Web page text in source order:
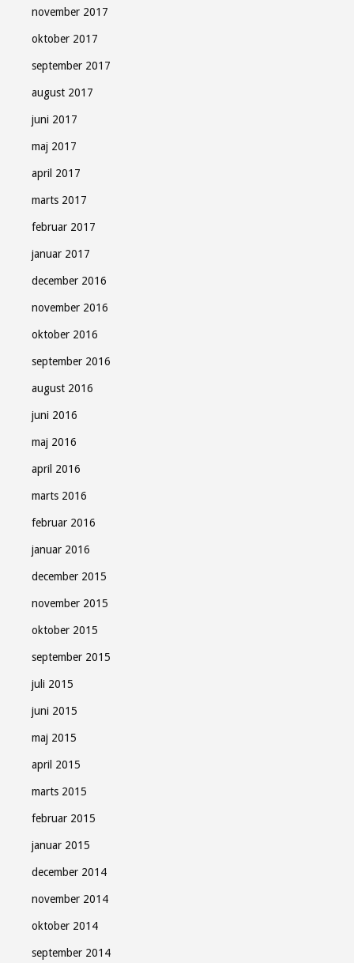
november 2017
oktober 2017
september 2017
august 2017
juni 2017
maj 2017
april 2017
marts 2017
februar 2017
januar 2017
december 2016
november 2016
oktober 2016
september 2016
august 2016
juni 2016
maj 2016
april 2016
marts 2016
februar 2016
januar 2016
december 2015
november 2015
oktober 2015
september 2015
juli 2015
juni 2015
maj 2015
april 2015
marts 2015
februar 2015
januar 2015
december 2014
november 2014
oktober 2014
september 2014